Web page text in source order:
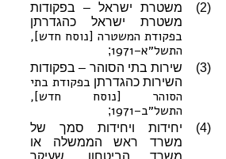
(2)
משטרת ישראל – בפקודות
משטרת ישראל כהגדרתן
בפקודת המשטרה [נוסח חדש],
התשל״א–1971
;
(3)
שירות בתי הסוהר – בפקודות
השירות כהגדרתן בפקודת בתי
הסוהר [נוסח חדש],
התשל״ב–1971
;
(4)
יחידות ויחידות סמך של
משרד ראש הממשלה או
משרד הביטחון, שעיקר